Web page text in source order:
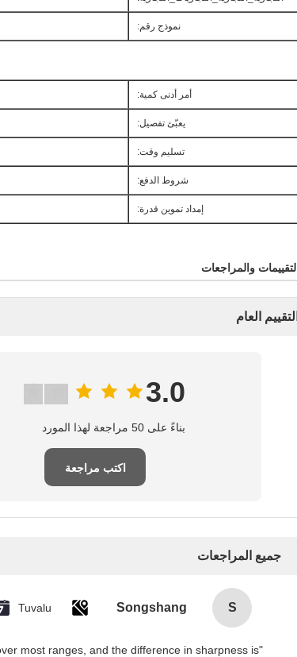
نموذج رقم:
أمر أدنى كمية:
يعبّئ تفصيل:
تسليم وقت:
شروط الدفع:
إمداد تموين قدرة:
التقييمات والمراجعات
التقييم العام
3.0
بناءً على 50 مراجعة لهذا المورد
اكتب مراجعة
جميع المراجعات
S
Songshang
Tuvalu
most ranges, and the difference in sharpness is